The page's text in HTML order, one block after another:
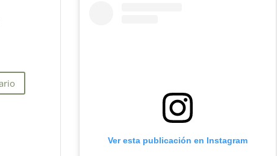
Ver esta publicación en Instagram